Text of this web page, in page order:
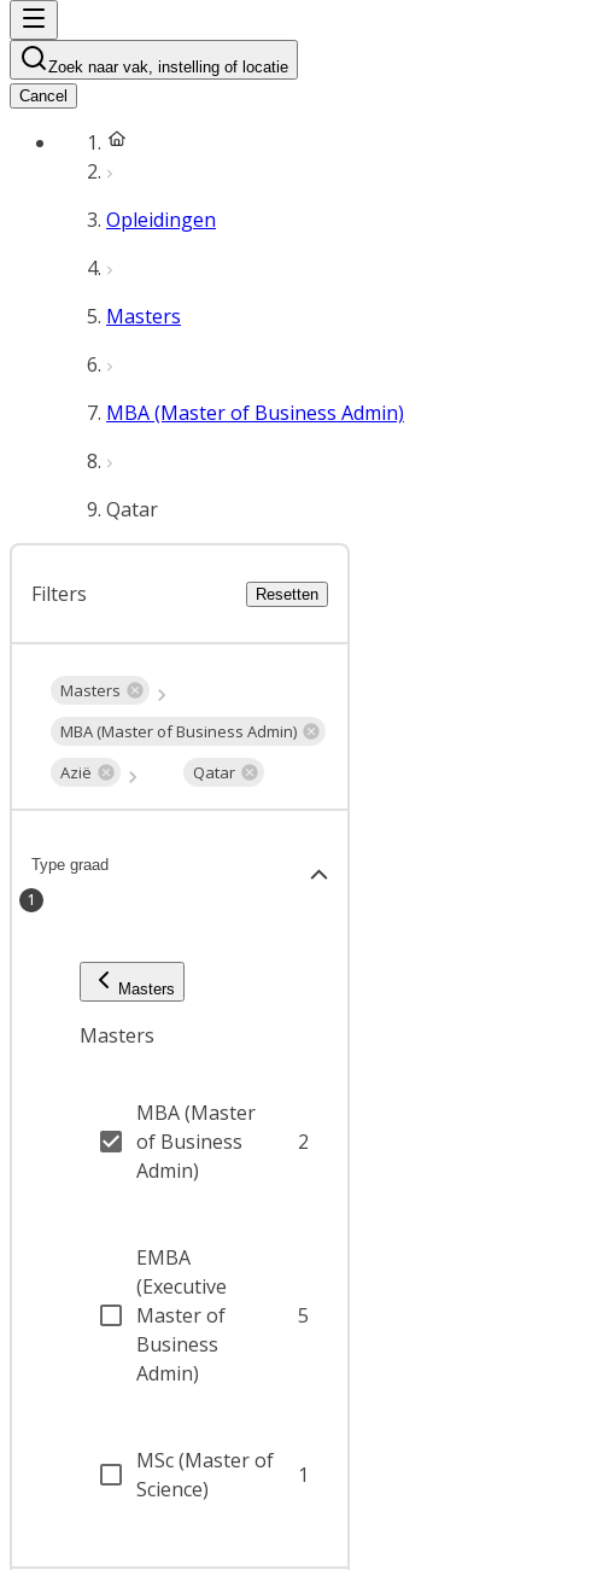
Zoek naar vak, instelling of locatie
Cancel
Opleidingen
Masters
MBA (Master of Business Admin)
Qatar
Filters Resetten
Masters
MBA (Master of Business Admin)
Azië
Qatar
Type graad
1
Masters
Masters
MBA (Master
of Business
Admin)
2
EMBA
(Executive
Master of
Business
Admin)
5
MSc (Master of
Science)
1